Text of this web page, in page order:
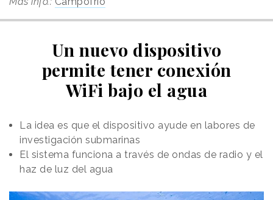
Un nuevo dispositivo
permite tener conexión
WiFi bajo el agua
La idea es que el dispositivo ayude en labores de
investigación submarinas
El sistema funciona a través de ondas de radio y el
haz de luz del agua